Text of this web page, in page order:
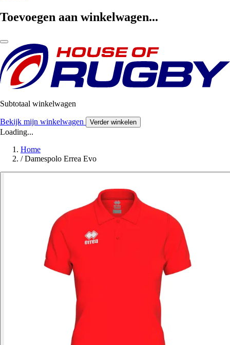
Toevoegen aan winkelwagen...
Subtotaal winkelwagen
Bekijk mijn winkelwagen Verder winkelen
Loading...
Home
/ Damespolo Errea Evo